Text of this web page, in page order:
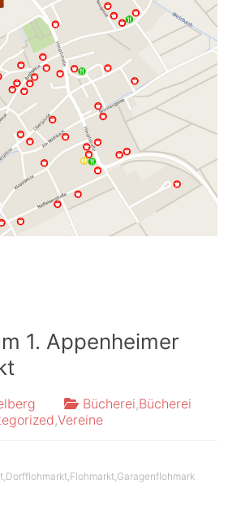
1. Appenheimer
Bücherei,Bücherei
,Vereine
Dorfflohmarkt Flohmarkt Garagenflohmark